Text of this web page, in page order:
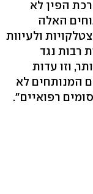
הפין לא
האלה
ולעיוות
רבות נגד
וזו עדות
המנותחים לא
רפואיים".